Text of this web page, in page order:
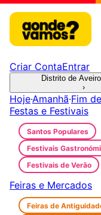
Criar ContaEntrar
Distrito de Aveiro
›
Hoje·Amanhã·Fim
Festas e Festivais
Santos Populares
Festivais
Festivais de Verão
Feiras e Mercados
Feiras de